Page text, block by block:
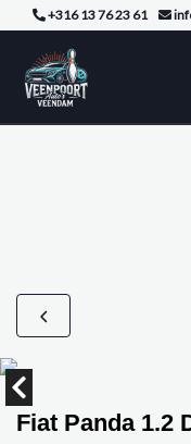
+316 13 76 23 61
Fiat Panda 1.2